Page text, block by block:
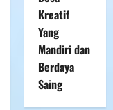
Kreatif
Yang
Mandiri dan
Berdaya
Saing